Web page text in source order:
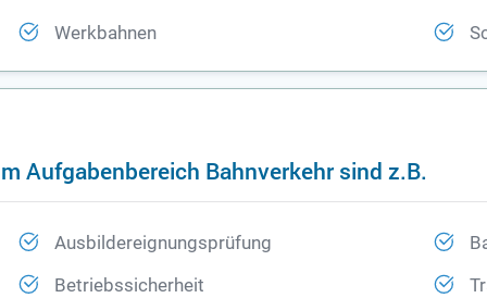
Werkbahnen
Aufgabenbereich Bahnverkehr sind z.B.
Ausbildereignungsprüfung
Betriebssicherheit